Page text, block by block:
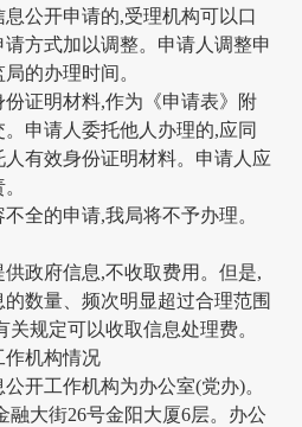
公开申请的,受理机构可以口
方式加以调整。申请人调整申
的办理时间。
证明材料,作为《申请表》附
申请人委托他人办理的,应同
有效身份证明材料。申请人应
全的申请,我局将不予办理。
政府信息,不收取费用。但是,
数量、频次明显超过合理范围
规定可以收取信息处理费。
作机构情况
开工作机构为办公室(党办)。
融大街26号金阳大厦6层。办公